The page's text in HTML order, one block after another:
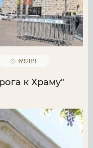
69289
к Храму"